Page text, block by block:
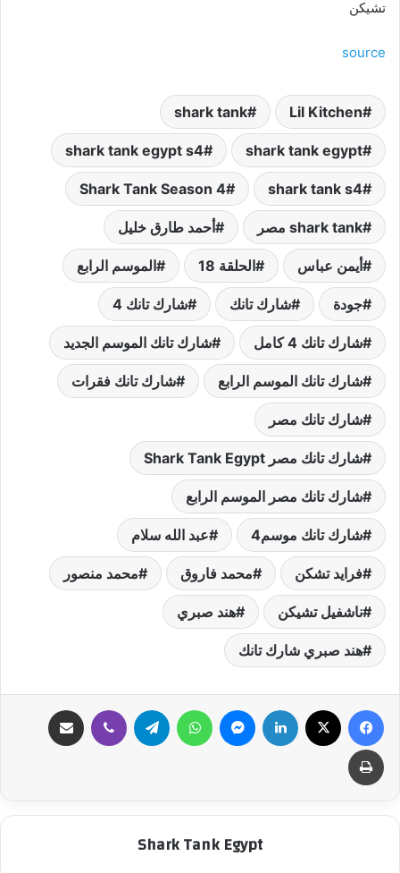
تشيكن
source
Lil Kitchen
shark tank
shark tank egypt
shark tank egypt s4
shark tank s4
Shark Tank Season 4
shark tank مصر أحمد طارق خليل
أيمن عباس الحلقة 18 الموسم الرابع
جودة شارك تانك شارك تانك 4
شارك تانك 4 كامل شارك تانك الموسم الجديد
شارك تانك الموسم الرابع شارك تانك فقرات
شارك تانك مصر
شارك تانك مصر Shark Tank Egypt
شارك تانك مصر الموسم الرابع
شارك تانك موسم4 عبد الله سلام
فرايد تشكن محمد فاروق محمد منصور
ناشفيل تشيكن هند صبري
هند صبري شارك تانك
فيسبوك لينكدإن ماسنجر واتساب تيلقرام ڤايبر
طباعة
Shark Tank Egypt